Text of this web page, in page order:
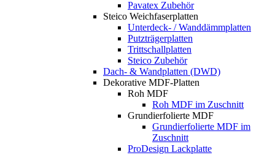
Pavatex Zubehör
Steico Weichfaserplatten
Unterdeck- / Wanddämmplatten
Putzträgerplatten
Trittschallplatten
Steico Zubehör
Dach- & Wandplatten (DWD)
Dekorative MDF-Platten
Roh MDF
Roh MDF im Zuschnitt
Grundierfolierte MDF
Grundierfolierte MDF im
Zuschnitt
ProDesign Lackplatte